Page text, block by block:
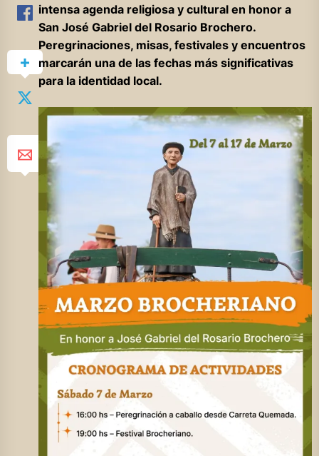
intensa agenda religiosa y cultural en honor a
San José Gabriel del Rosario Brochero.
Peregrinaciones, misas, festivales y encuentros
marcarán una de las fechas más significativas
para la identidad local.